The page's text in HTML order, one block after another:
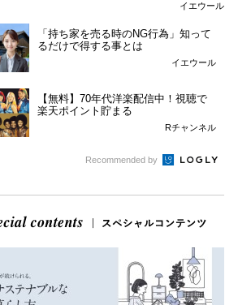
イエウール
「持ち家を売る時のNG行為」知って
るだけで得する事とは
イエウール
【無料】70年代洋楽配信中！視聴で
楽天ポイント貯まる
Rチャンネル
Recommended by